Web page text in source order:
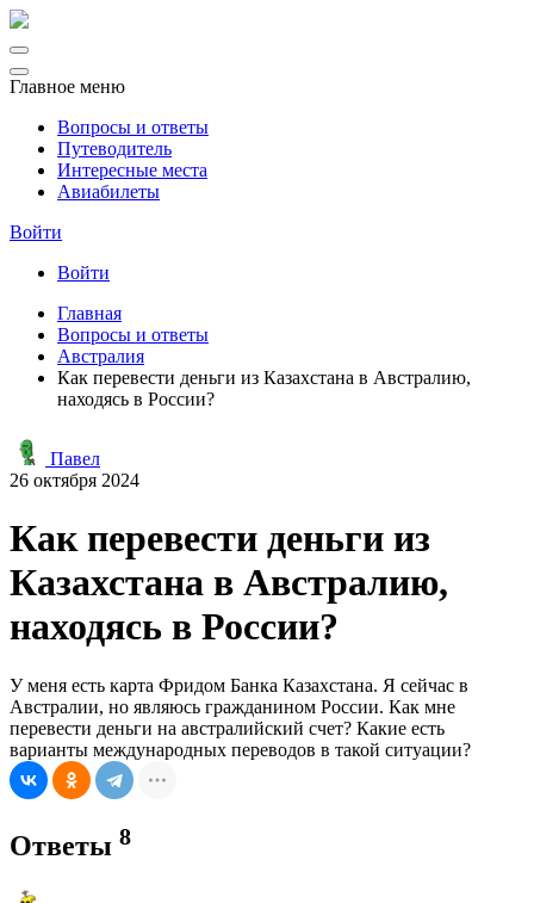
Главное меню
Вопросы и ответы
Путеводитель
Интересные места
Авиабилеты
Войти
Войти
Главная
Вопросы и ответы
Австралия
Как перевести деньги из Казахстана в Австралию,
находясь в России?
Павел
26 октября 2024
Как перевести деньги из
Казахстана в Австралию,
находясь в России?
У меня есть карта Фридом Банка Казахстана. Я сейчас в
Австралии, но являюсь гражданином России. Как мне
перевести деньги на австралийский счет? Какие есть
варианты международных переводов в такой ситуации?
Ответы 8